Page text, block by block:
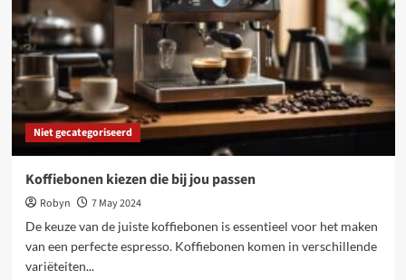
Niet gecategoriseerd
Koffiebonen kiezen die bij jou passen
Robyn
7 May 2024
De keuze van de juiste koffiebonen is essentieel voor het maken
van een perfecte espresso. Koffiebonen komen in verschillende
variëteiten...